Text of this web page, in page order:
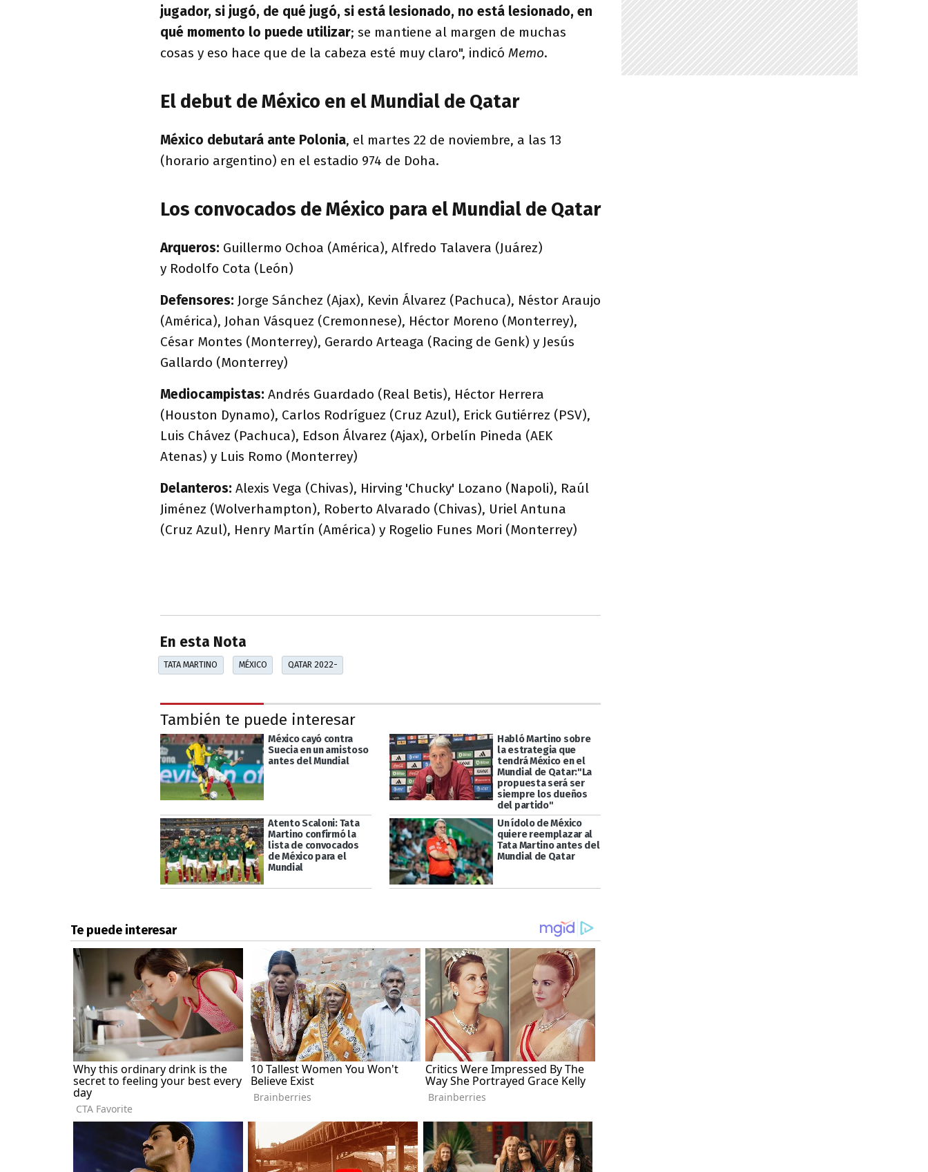
jugador, si jugó, de qué jugó, si está lesionado, no está lesionado, en
qué momento lo puede utilizar; se mantiene al margen de muchas
cosas y eso hace que de la cabeza esté muy claro", indicó Memo.
El debut de México en el Mundial de Qatar
México debutará ante Polonia, el martes 22 de noviembre, a las 13
(horario argentino) en el estadio 974 de Doha.
Los convocados de México para el Mundial de Qatar
Arqueros: Guillermo Ochoa (América), Alfredo Talavera (Juárez)
y Rodolfo Cota (León)
Defensores: Jorge Sánchez (Ajax), Kevin Álvarez (Pachuca), Néstor Araujo
(América), Johan Vásquez (Cremonnese), Héctor Moreno (Monterrey),
César Montes (Monterrey), Gerardo Arteaga (Racing de Genk) y Jesús
Gallardo (Monterrey)
Mediocampistas: Andrés Guardado (Real Betis), Héctor Herrera
(Houston Dynamo), Carlos Rodríguez (Cruz Azul), Erick Gutiérrez (PSV),
Luis Chávez (Pachuca), Edson Álvarez (Ajax), Orbelín Pineda (AEK
Atenas) y Luis Romo (Monterrey)
Delanteros: Alexis Vega (Chivas), Hirving 'Chucky' Lozano (Napoli), Raúl
Jiménez (Wolverhampton), Roberto Alvarado (Chivas), Uriel Antuna
(Cruz Azul), Henry Martín (América) y Rogelio Funes Mori (Monterrey)
En esta Nota
TATA MARTINO MÉXICO QATAR 2022-
También te puede interesar
México cayó contra
Suecia en un amistoso
antes del Mundial
Habló Martino sobre
la estrategia que
tendrá México en el
Mundial de Qatar:"La
propuesta será ser
siempre los dueños
del partido"
Atento Scaloni: Tata
Martino confirmó la
lista de convocados
de México para el
Mundial
Un ídolo de México
quiere reemplazar al
Tata Martino antes del
Mundial de Qatar